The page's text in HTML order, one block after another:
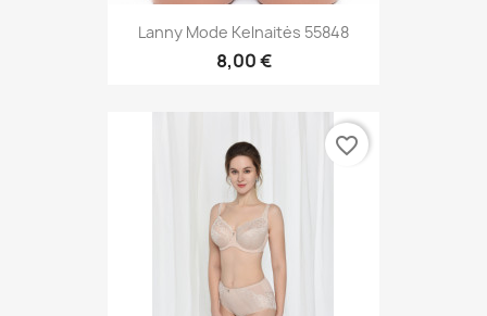
Lanny Mode Kelnaitės 55848
8,00 €
favorite_border